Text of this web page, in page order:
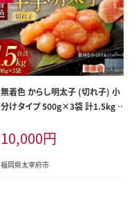
無着色 からし明太子 (切れ子) 小
分けタイプ 500g×3袋 計1.5kg 便
10,000円
福岡県太宰府市